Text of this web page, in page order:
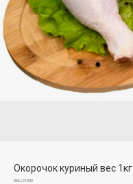
Окорочок куриный вес 1кг
SKU:21039